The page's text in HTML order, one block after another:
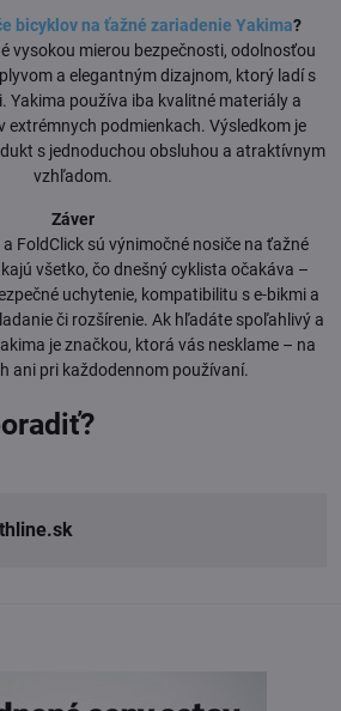
bicyklov na ťažné zariadenie Yakima?
vysokou mierou bezpečnosti, odolnosťou
a elegantným dizajnom, ktorý ladí s
Yakima používa iba kvalitné materiály a
extrémnych podmienkach. Výsledkom je
s jednoduchou obsluhou a atraktívnym
vzhľadom.
Záver
FoldClick sú výnimočné nosiče na ťažné
všetko, čo dnešný cyklista očakáva –
uchytenie, kompatibilitu s e-bikmi a
či rozšírenie. Ak hľadáte spoľahlivý a
je značkou, ktorá vás nesklame – na
ani pri každodennom používaní.